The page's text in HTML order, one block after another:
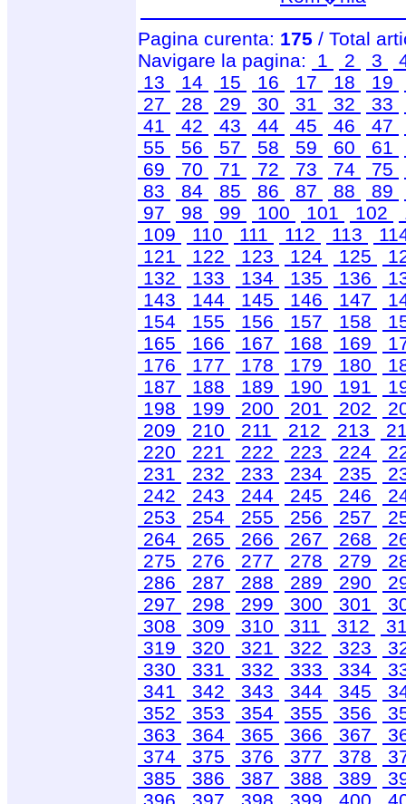
Pagina curenta: 175 / Total
Navigare la pagina:
1 2 3
13
14 15 16 17 18 19
27
28 29 30 31 32 33
41
42 43 44 45 46 47
55
56 57 58 59 60 61
69
70 71 72 73 74 75
83
84 85 86 87 88 89
97
98 99 100 101 102
109
110 111 112 113
121
122 123 124 125
132
133 134 135 136
143
144 145 146 147
154
155 156 157 158
165
166 167 168 169
176
177 178 179 180
187
188 189 190 191
198
199 200 201 202
209
210 211 212 213
220
221 222 223 224
231
232 233 234 235
242
243 244 245 246
253
254 255 256 257
264
265 266 267 268
275
276 277 278 279
286
287 288 289 290
297
298 299 300 301
308
309 310 311 312
319
320 321 322 323
330
331 332 333 334
341
342 343 344 345
352
353 354 355 356
363
364 365 366 367
374
375 376 377 378
385
386 387 388 389